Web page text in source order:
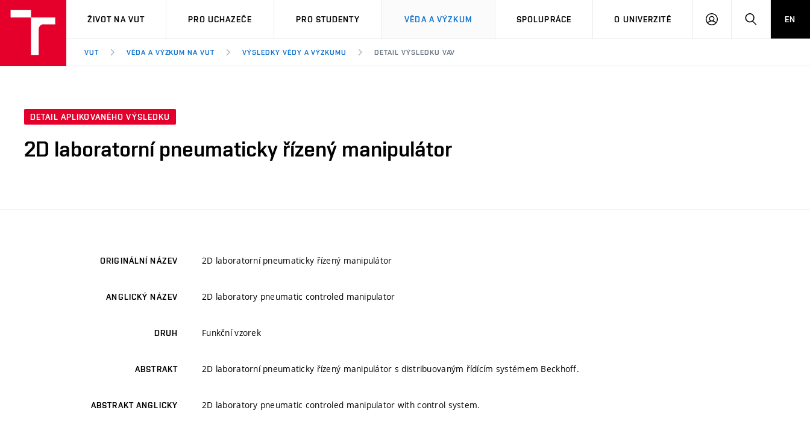
VUT
ŽIVOT NA VUT PRO UCHAZEČE PRO STUDENTY VĚDA A VÝZKUM SPOLUPRÁCE O UNIVERZITĚ
PŘIHLÁSIT HLEDATEN
VUT VĚDA A VÝZKUM NA VUT VÝSLEDKY VĚDY A VÝZKUMU DETAIL VÝSLEDKU VAV
DETAIL APLIKOVANÉHO VÝSLEDKU
2D laboratorní pneumaticky řízený manipulátor
ORIGINÁLNÍ NÁZEV 2D laboratorní pneumaticky řízený manipulátor
ANGLICKÝ NÁZEV 2D laboratory pneumatic controled manipulator
DRUH Funkční vzorek
ABSTRAKT 2D laboratorní pneumaticky řízený manipulátor s distribuovaným řídícím systémem Beckhoff.
ABSTRAKT ANGLICKY 2D laboratory pneumatic controled manipulator with control system.